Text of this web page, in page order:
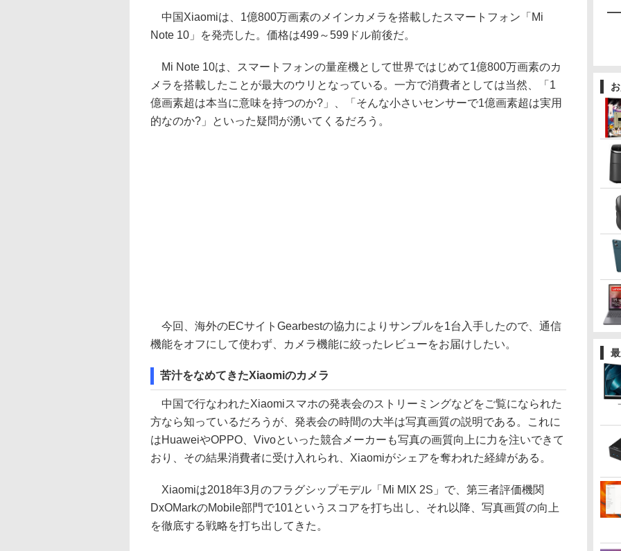
中国Xiaomiは、1億800万画素のメインカメラを搭載したスマートフォン「Mi
Note 10」を発売した。価格は499～599ドル前後だ。
Mi Note 10は、スマートフォンの量産機として世界ではじめて1億800万画素のカ
メラを搭載したことが最大のウリとなっている。一方で消費者としては当然、「1
億画素超は本当に意味を持つのか?」、「そんな小さいセンサーで1億画素超は実用
的なのか?」といった疑問が湧いてくるだろう。
今回、海外のECサイトGearbestの協力によりサンプルを1台入手したので、通信
機能をオフにして使わず、カメラ機能に絞ったレビューをお届けしたい。
苦汁をなめてきたXiaomiのカメラ
中国で行なわれたXiaomiスマホの発表会のストリーミングなどをご覧になられた
方なら知っているだろうが、発表会の時間の大半は写真画質の説明である。これに
はHuaweiやOPPO、Vivoといった競合メーカーも写真の画質向上に力を注いできて
おり、その結果消費者に受け入れられ、Xiaomiがシェアを奪われた経緯がある。
Xiaomiは2018年3月のフラグシップモデル「Mi MIX 2S」で、第三者評価機関
DxOMarkのMobile部門で101というスコアを打ち出し、それ以降、写真画質の向上
を徹底する戦略を打ち出してきた。